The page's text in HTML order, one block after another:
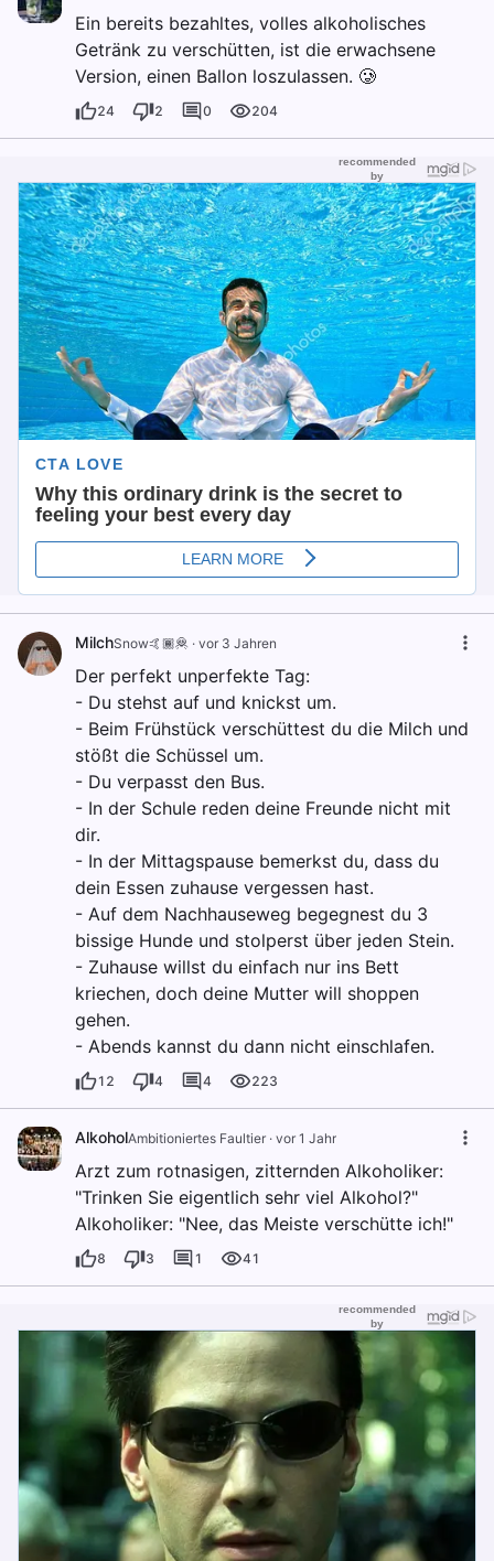
Ein bereits bezahltes, volles alkoholisches
Getränk zu verschütten, ist die erwachsene
Version, einen Ballon loszulassen. 🥲
24 2 0 204
MilchSnow🤙🏾🦧 · vor 3 Jahren
Der perfekt unperfekte Tag:
- Du stehst auf und knickst um.
- Beim Frühstück verschüttest du die Milch und
stößt die Schüssel um.
- Du verpasst den Bus.
- In der Schule reden deine Freunde nicht mit
dir.
- In der Mittagspause bemerkst du, dass du
dein Essen zuhause vergessen hast.
- Auf dem Nachhauseweg begegnest du 3
bissige Hunde und stolperst über jeden Stein.
- Zuhause willst du einfach nur ins Bett
kriechen, doch deine Mutter will shoppen
gehen.
- Abends kannst du dann nicht einschlafen.
12 4 4 223
AlkoholAmbitioniertes Faultier · vor 1 Jahr
Arzt zum rotnasigen, zitternden Alkoholiker:
"Trinken Sie eigentlich sehr viel Alkohol?"
Alkoholiker: "Nee, das Meiste verschütte ich!"
8 3 1 41